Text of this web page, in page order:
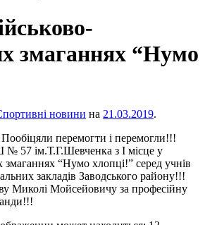
змаганнях “Нумо
новини на 21.03.2019.
перемогти і перемогли!!!
57 ім.Т.Г.Шевченка з І місце у
змаганнях “Нумо хлопці!” серед учнів
закладів Заводського району!!!
Миколі Мойсейовичу за професійну